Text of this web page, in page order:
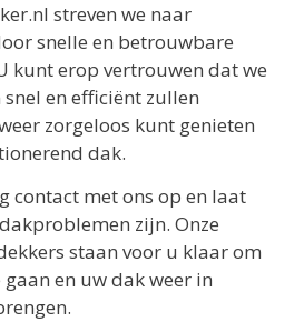
streven we naar
snelle en betrouwbare
kunt erop vertrouwen dat we
en efficiënt zullen
zorgeloos kunt genieten
dak.
contact met ons op en laat
zijn. Onze
staan voor u klaar om
en uw dak weer in